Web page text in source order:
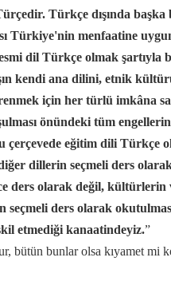
Türkçe dışında
Türkiye'nin menfaatine
dil Türkçe olmak şartıyla
kendi ana dilini, etnik
için her türlü imkâna
önündeki tüm engellerin
çerçevede eğitim dili Türkçe
dillerin seçmeli ders
ders olarak değil,
seçmeli ders olarak
etmediği kanaatindeyiz.”
bütün bunlar olsa kıyamet mi